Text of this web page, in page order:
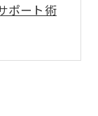
ポート術
ト
ズ活用法